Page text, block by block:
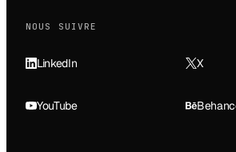
NOUS SUIVRE
LinkedIn X
YouTube